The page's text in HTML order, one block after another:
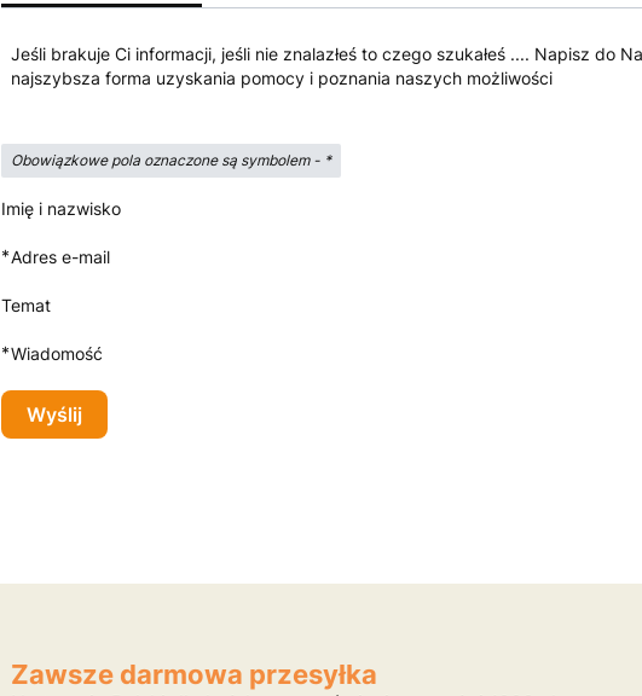
Jeśli brakuje Ci informacji, jeśli nie znalazłeś to czego szukałeś .... Napisz do
najszybsza forma uzyskania pomocy i poznania naszych możliwości
Obowiązkowe pola oznaczone są symbolem - *
Imię i nazwisko
*Adres e-mail
Temat
*Wiadomość
Wyślij
Zawsze darmowa przesyłka